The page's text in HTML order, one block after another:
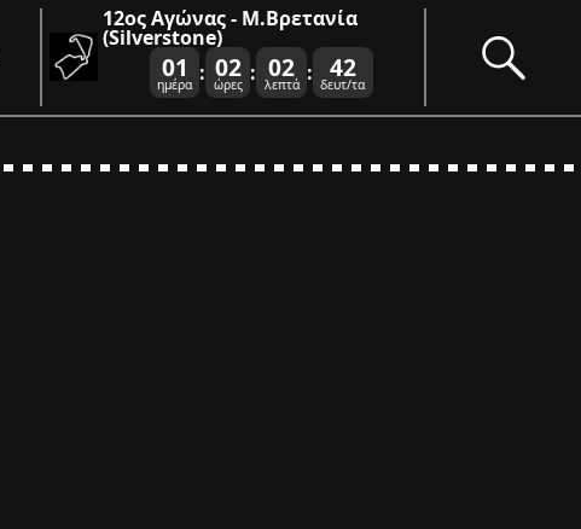
12ος Αγώνας - Μ.Βρετανία
(Silverstone)
01
ημέρα : 02
ώρες : 02
λεπτά : 41
δευτ/τα